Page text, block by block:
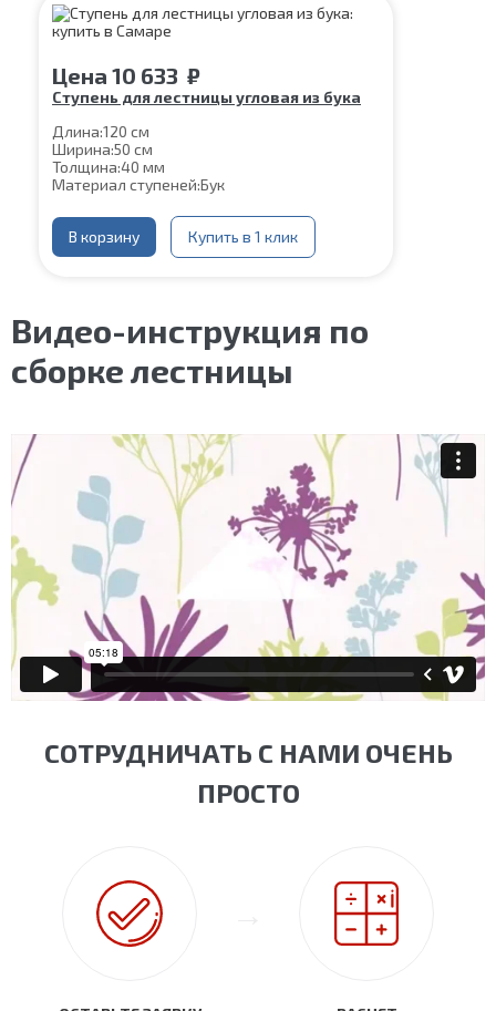
Цена 10 633 ₽
Ступень для лестницы угловая из бука
Длина:120 см
Ширина:50 см
Толщина:40 мм
Материал ступеней:Бук
В корзину Купить в 1 клик
Видео-инструкция по
сборке лестницы
СОТРУДНИЧАТЬ С НАМИ ОЧЕНЬ
ПРОСТО